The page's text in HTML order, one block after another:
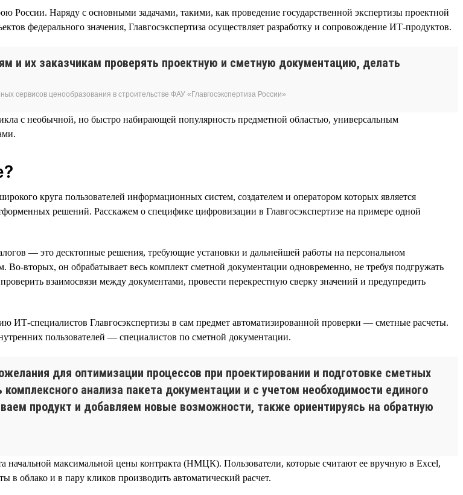
Наряду с основными задачами, такими, как проведение государственной экспертизы проектной
федерального значения, Главгосэкспертиза осуществляет разработку и сопровождение ИТ-продуктов.
и их заказчикам проверять проектную и сметную документацию, делать
сервисов ценообразования в строительстве ФАУ «Главгосэкспертиза России»
с необычной, но быстро набирающей популярность предметной областью, универсальным
круга пользователей информационных систем, создателем и оператором которых является
решений. Расскажем о специфике цифровизации в Главгосэкспертизе на примере одной
— это десктопные решения, требующие установки и дальнейшей работы на персональном
вторых, он обрабатывает весь комплект сметной документации одновременно, не требуя подгружать
взаимосвязи между документами, провести перекрестную сверку значений и предупредить
ИТ-специалистов Главгосэкспертизы в сам предмет автоматизированной проверки — сметные расчеты.
пользователей — специалистов по сметной документации.
для оптимизации процессов при проектировании и подготовке сметных
анализа пакета документации и с учетом необходимости единого
продукт и добавляем новые возможности, также ориентируясь на обратную
начальной максимальной цены контракта (НМЦК). Пользователи, которые считают ее вручную в Excel,
в облако и в пару кликов производить автоматический расчет.